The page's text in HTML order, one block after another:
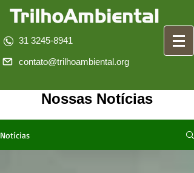
31 3245-8941
contato@trilhoambiental.org
Nossas Notícias
Notícias